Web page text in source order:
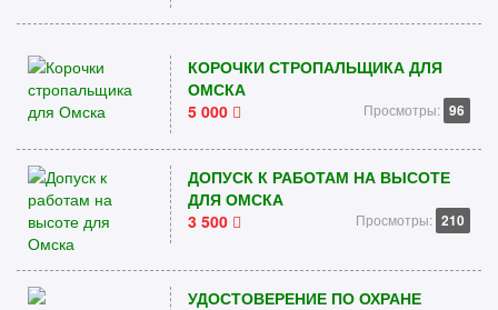
КОРОЧКИ СТРОПАЛЬЩИКА ДЛЯ
ОМСКА
5 000
Просмотры: 96
ДОПУСК К РАБОТАМ НА ВЫСОТЕ
ДЛЯ ОМСКА
3 500
Просмотры: 210
УДОСТОВЕРЕНИЕ ПО ОХРАНЕ